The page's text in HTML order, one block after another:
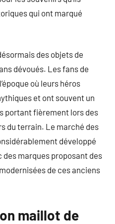
qui ont marqué
des objets de
dévoués. Les fans de
où leurs héros
et ont souvent un
portant fièrement lors des
du terrain. Le marché des
développé
des marques proposant des
de ces anciens
maillot de